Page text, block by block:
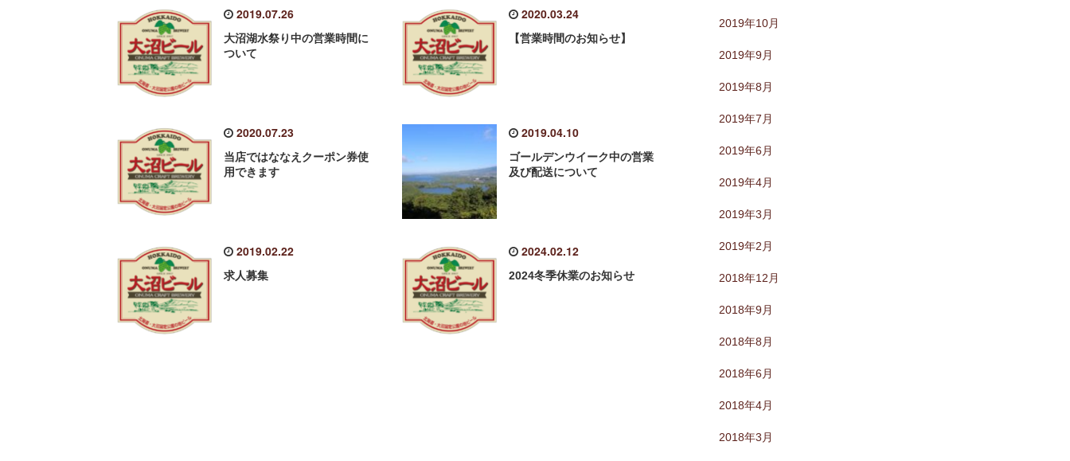
2019.07.26
大沼湖水祭り中の営業時間に
ついて
2020.03.24
【営業時間のお知らせ】
2020.07.23
当店ではななえクーポン券使
用できます
2019.04.10
ゴールデンウイーク中の営業
及び配送について
2019.02.22
求人募集
2024.02.12
2024冬季休業のお知らせ
2019年10月
2019年9月
2019年8月
2019年7月
2019年6月
2019年4月
2019年3月
2019年2月
2018年12月
2018年9月
2018年8月
2018年6月
2018年4月
2018年3月